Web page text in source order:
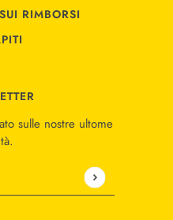
RIMBORSI
sulle nostre ultome
hCaptcha e applica le